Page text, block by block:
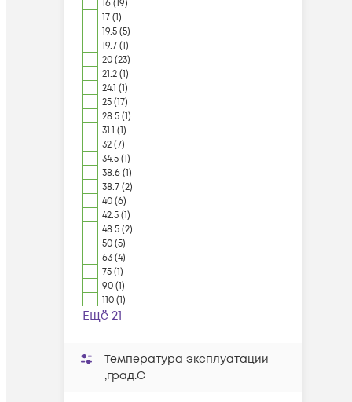
16 (19)
17 (1)
19.5 (5)
19.7 (1)
20 (23)
21.2 (1)
24.1 (1)
25 (17)
28.5 (1)
31.1 (1)
32 (7)
34.5 (1)
38.6 (1)
38.7 (2)
40 (6)
42.5 (1)
48.5 (2)
50 (5)
63 (4)
75 (1)
90 (1)
110 (1)
Ещё 21
Температура эксплуатации
,град.C